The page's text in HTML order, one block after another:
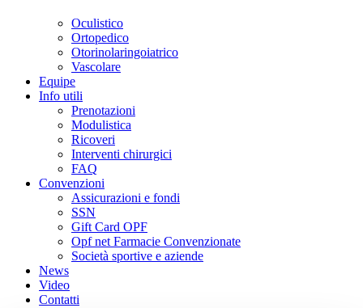
Oculistico
Ortopedico
Otorinolaringoiatrico
Vascolare
Equipe
Info utili
Prenotazioni
Modulistica
Ricoveri
Interventi chirurgici
FAQ
Convenzioni
Assicurazioni e fondi
SSN
Gift Card OPF
Opf net Farmacie Convenzionate
Società sportive e aziende
News
Video
Contatti